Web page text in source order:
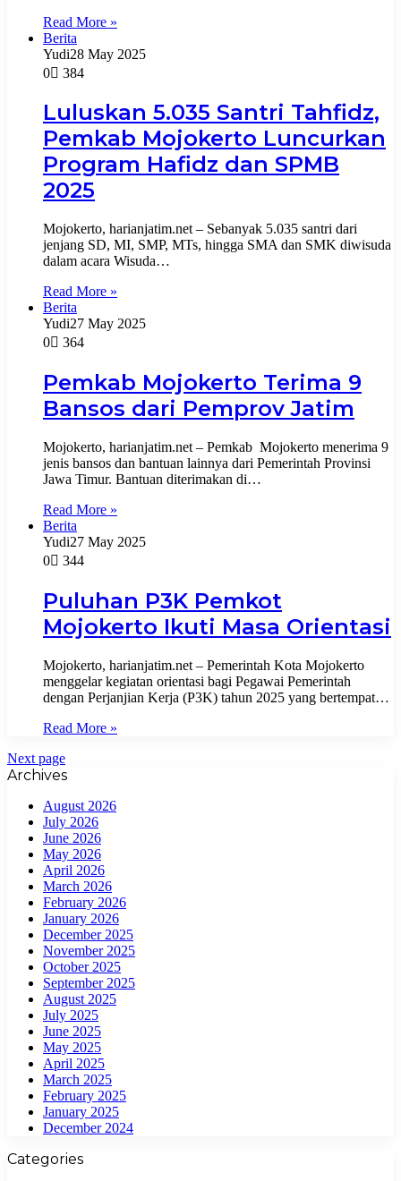
Read More »
Berita
Yudi28 May 2025
0
384
Luluskan 5.035 Santri Tahfidz,
Pemkab Mojokerto Luncurkan
Program Hafidz dan SPMB
2025
Mojokerto, harianjatim.net – Sebanyak 5.035 santri dari
jenjang SD, MI, SMP, MTs, hingga SMA dan SMK diwisuda
dalam acara Wisuda…
Read More »
Berita
Yudi27 May 2025
0
364
Pemkab Mojokerto Terima 9
Bansos dari Pemprov Jatim
Mojokerto, harianjatim.net – Pemkab Mojokerto menerima 9
jenis bansos dan bantuan lainnya dari Pemerintah Provinsi
Jawa Timur. Bantuan diterimakan di…
Read More »
Berita
Yudi27 May 2025
0
344
Puluhan P3K Pemkot
Mojokerto Ikuti Masa Orientasi
Mojokerto, harianjatim.net – Pemerintah Kota Mojokerto
menggelar kegiatan orientasi bagi Pegawai Pemerintah
dengan Perjanjian Kerja (P3K) tahun 2025 yang bertempat…
Read More »
Next page
Archives
August 2026
July 2026
June 2026
May 2026
April 2026
March 2026
February 2026
January 2026
December 2025
November 2025
October 2025
September 2025
August 2025
July 2025
June 2025
May 2025
April 2025
March 2025
February 2025
January 2025
December 2024
Categories